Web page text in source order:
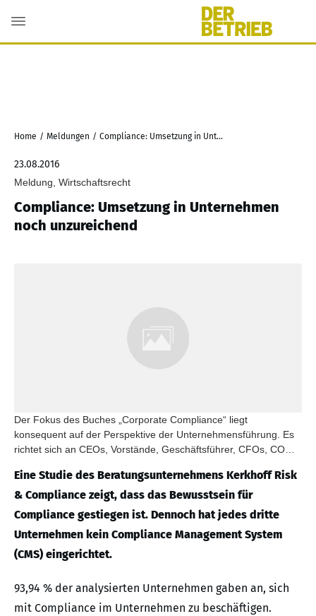
Home / Meldungen / Compliance: Umsetzung in Unternehmen noch unzureichend
23.08.2016
Meldung, Wirtschaftsrecht
Compliance: Umsetzung in Unternehmen
noch unzureichend
Der Fokus des Buches „Corporate Compliance“ liegt
konsequent auf der Perspektive der Unternehmensführung. Es
richtet sich an CEOs, Vorstände, Geschäftsführer, CFOs, COOs,
der ersten und zweiten Ebene.
Eine Studie des Beratungsunternehmens Kerkhoff Risk
& Compliance zeigt, dass das Bewusstsein für
Compliance gestiegen ist. Dennoch hat jedes dritte
Unternehmen kein Compliance Management System
(CMS) eingerichtet.
93,94 % der analysierten Unternehmen gaben an, sich
mit Compliance im Unternehmen zu beschäftigen.